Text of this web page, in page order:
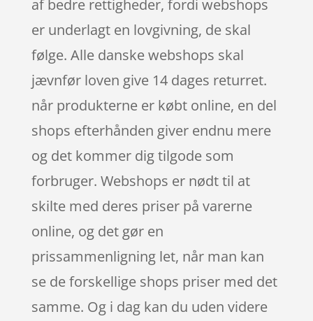
af bedre rettigheder, fordi webshops
er underlagt en lovgivning, de skal
følge. Alle danske webshops skal
jævnfør loven give 14 dages returret.
når produkterne er købt online, en del
shops efterhånden giver endnu mere
og det kommer dig tilgode som
forbruger. Webshops er nødt til at
skilte med deres priser på varerne
online, og det gør en
prissammenligning let, når man kan
se de forskellige shops priser med det
samme. Og i dag kan du uden videre